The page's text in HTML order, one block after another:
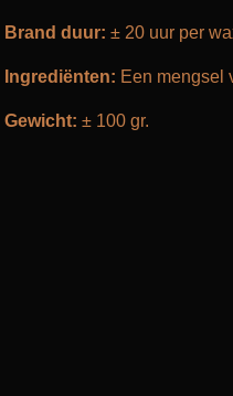
Brand duur: ± 20 uur per
Ingrediënten: Een mengsel
Gewicht: ± 100 gr.